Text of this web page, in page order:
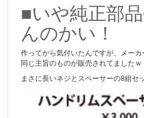
■いや純正部
んのかい！
作ってから気付いたんですが、メーカ
同じ主旨のものが販売されてましたｗ
まさに長いネジとスペーサーの8組セ